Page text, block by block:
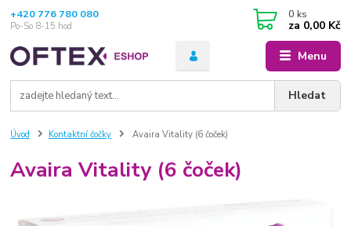
Menu
Hledat
+420 776 780 080
Po-So 8-15 hod
0 ks
za 0,00 Kč
Úvod Kontaktní čočky Avaira Vitality (6 čoček)
Avaira Vitality (6 čoček)